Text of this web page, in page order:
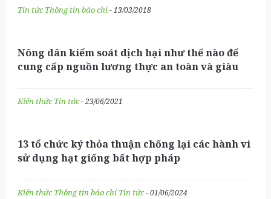
Tin tứcThông tin báo chí- 13/03/2018
Nông dân kiểm soát dịch hại như thế nào để
cung cấp nguồn lương thực an toàn và giàu
Kiến thứcTin tức- 23/06/2021
13 tổ chức ký thỏa thuận chống lại các hành vi
sử dụng hạt giống bất hợp pháp
Kiến thứcThông tin báo chíTin tức- 01/06/2024